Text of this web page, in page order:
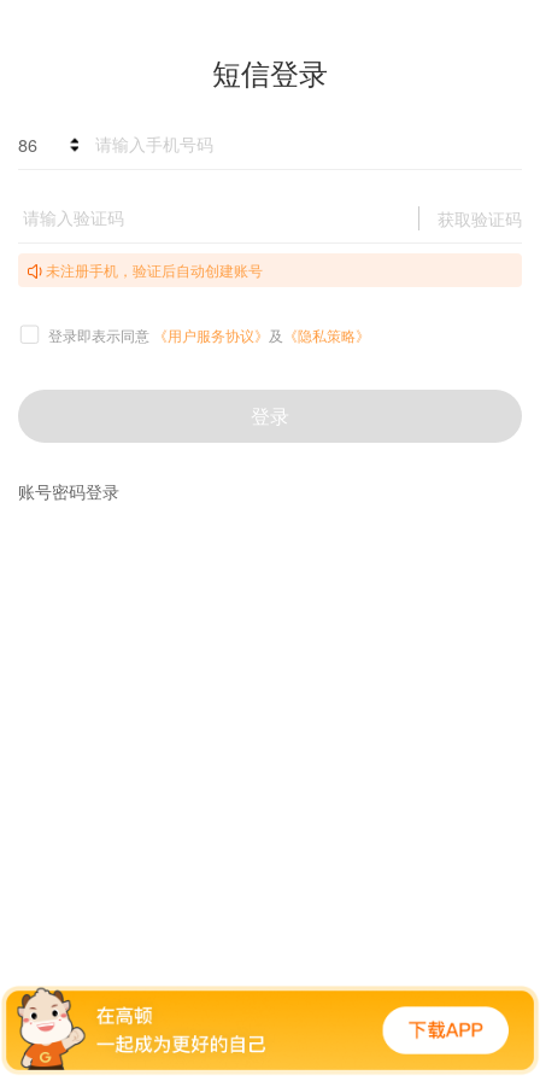
短信登录
86
获取验证码
未注册手机，验证后自动创建账号
登录即表示同意 《用户服务协议》 及 《隐私策略》
登录
账号密码登录